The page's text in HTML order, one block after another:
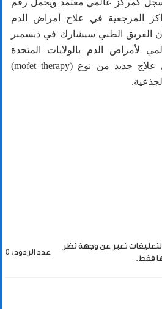
المرجعية في علاج أمراض الدم
الفريق الطبي سيشارك في ديسمبر
لأمراض الدم بالولايات المتحدة
لتقديم ورقة علمية حول علاج جديد من نوع (mofet therapy)
تعبر عن وجهة نظر
فقط.
عدد الردود: 0